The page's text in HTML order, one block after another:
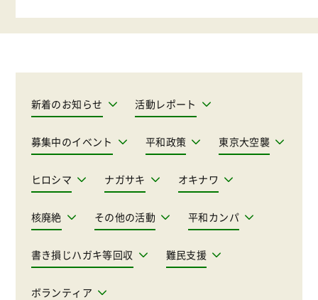
新着のお知らせ 活動レポート
募集中のイベント 平和政策 東京大空襲
ヒロシマ ナガサキ オキナワ
核廃絶 その他の活動 平和カンパ
書き損じハガキ等回収 難民支援
ボランティア